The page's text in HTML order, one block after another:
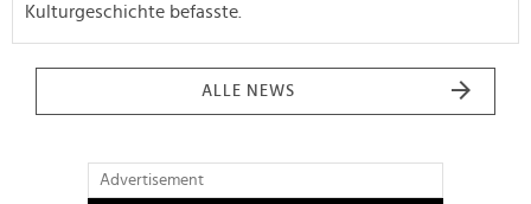
Kulturgeschichte befasste.
ALLE NEWS
Advertisement